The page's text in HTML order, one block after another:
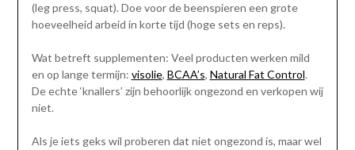
(leg press, squat). Doe voor de beenspieren een grote
hoeveelheid arbeid in korte tijd (hoge sets en reps).
Wat betreft supplementen: Veel producten werken mild
en op lange termijn: visolie, BCAA’s, Natural Fat Control.
De echte ‘knallers’ zijn behoorlijk ongezond en verkopen wij
niet.
Als je iets geks wil proberen dat niet ongezond is, maar wel